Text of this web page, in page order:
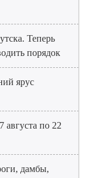
Теперь
порядок
ярус
августа по 22
дамбы,